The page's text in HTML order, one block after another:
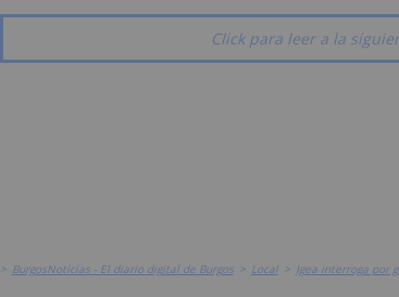
Click para leer a la
> BurgosNoticias - El diario digital de Burgos > Local > Igea interroga por